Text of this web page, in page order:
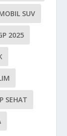
SUV
2025
SEHAT